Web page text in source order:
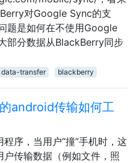
对Google Sync的支
题是如何在不使用Google
部分数据从BlackBerry同步
data-transfer blackberry
android传输如何工
序，当用户“撞”手机时，这
户传输数据（例如文件，照